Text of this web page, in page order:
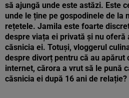
să ajungă unde este astăzi. Este
unde le ține pe gospodinele de la
rețetele. Jamila este foarte
despre viața ei privată și nu oferă
căsnicia ei. Totuși, vloggerul
despre divorț pentru că au apărut
internet, cărora a vrut să le pună
căsnicia ei după 16 ani de relație?